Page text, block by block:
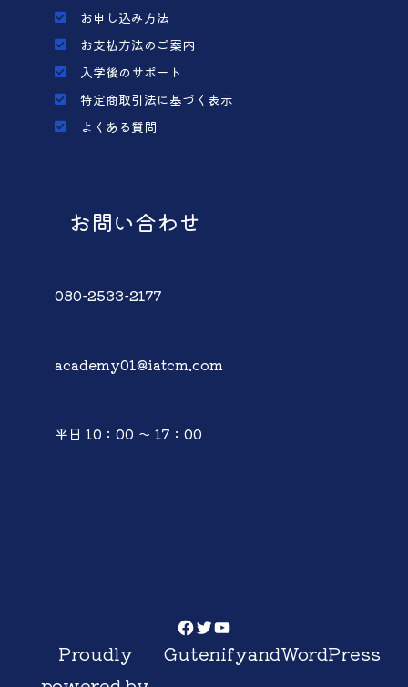
お申し込み方法
お支払方法のご案内
入学後のサポート
特定商取引法に基づく表示
よくある質問
お問い合わせ
080-2533-2177
academy01@iatcm.com
平日 10：00 ～ 17：00
Facebook
Twitter
YouTube
Proudly
GutenifyandWordPress